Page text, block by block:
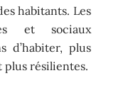
habitants. Les
et sociaux
d’habiter, plus
plus résilientes.